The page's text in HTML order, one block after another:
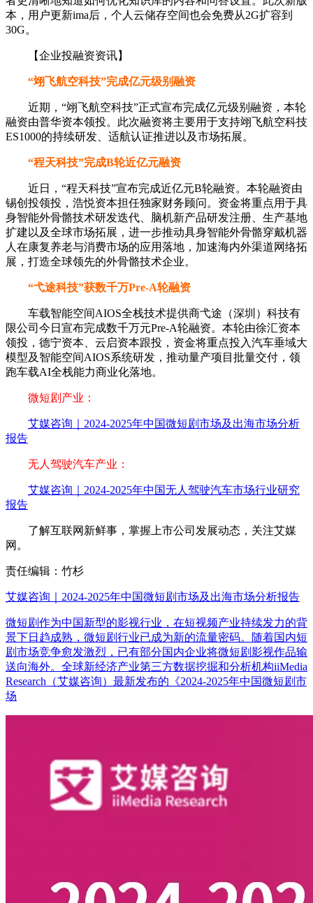
本，用户更新ima后，个人云储存空间也会免费从2G扩容到
30G。
【企业投融资资讯】
“翊飞航空科技”完成亿元级别融资
近期，“翊飞航空科技”正式宣布完成亿元级别融资，本轮
融资由普华资本领投。此次融资将主要用于支持翊飞航空科技
ES1000的持续研发、适航认证推进以及市场拓展。
“程天科技”完成B轮近亿元融资
近日，“程天科技”宣布完成近亿元B轮融资。本轮融资由
锡创投领投，浩悦资本担任独家财务顾问。资金将重点用于具
身智能外骨骼技术研发迭代、脑机新产品研发注册、生产基地
扩建以及全球市场拓展，进一步推动具身智能外骨骼穿戴机器
人在康复养老与消费市场的应用落地，加速海内外渠道网络拓
展，打造全球领先的外骨骼技术企业。
“弋途科技”获数千万Pre-A轮融资
车载智能空间AIOS全栈技术提供商弋途（深圳）科技有
限公司今日宣布完成数千万元Pre-A轮融资。本轮由徐汇资本
领投，德宁资本、云启资本跟投，资金将重点投入汽车垂域大
模型及智能空间AIOS系统研发，推动量产项目批量交付，领
跑车载AI全栈能力商业化落地。
微短剧产业：
艾媒咨询｜2024-2025年中国微短剧市场及出海市场分析
报告
无人驾驶汽车产业：
艾媒咨询｜2024-2025年中国无人驾驶汽车市场行业研究
报告
了解互联网新鲜事，掌握上市公司发展动态，关注艾媒
网。
责任编辑：竹杉
艾媒咨询｜2024-2025年中国微短剧市场及出海市场分析报告
微短剧作为中国新型的影视行业，在短视频产业持续发力的背
景下日趋成熟，微短剧行业已成为新的流量密码。随着国内短
剧市场竞争愈发激烈，已有部分国内企业将微短剧影视作品输
送向海外。全球新经济产业第三方数据挖掘和分析机构iiMedia
Research（艾媒咨询）最新发布的《2024-2025年中国微短剧市
场